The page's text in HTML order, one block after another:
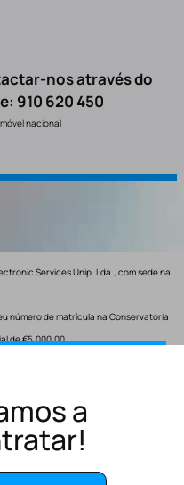
nos através do
910 620 450
nacional
Services Unip. Lda., com sede na
número de matrícula na Conservatória
de €5.000,00.
de Arbitragem de Conflitos de
a